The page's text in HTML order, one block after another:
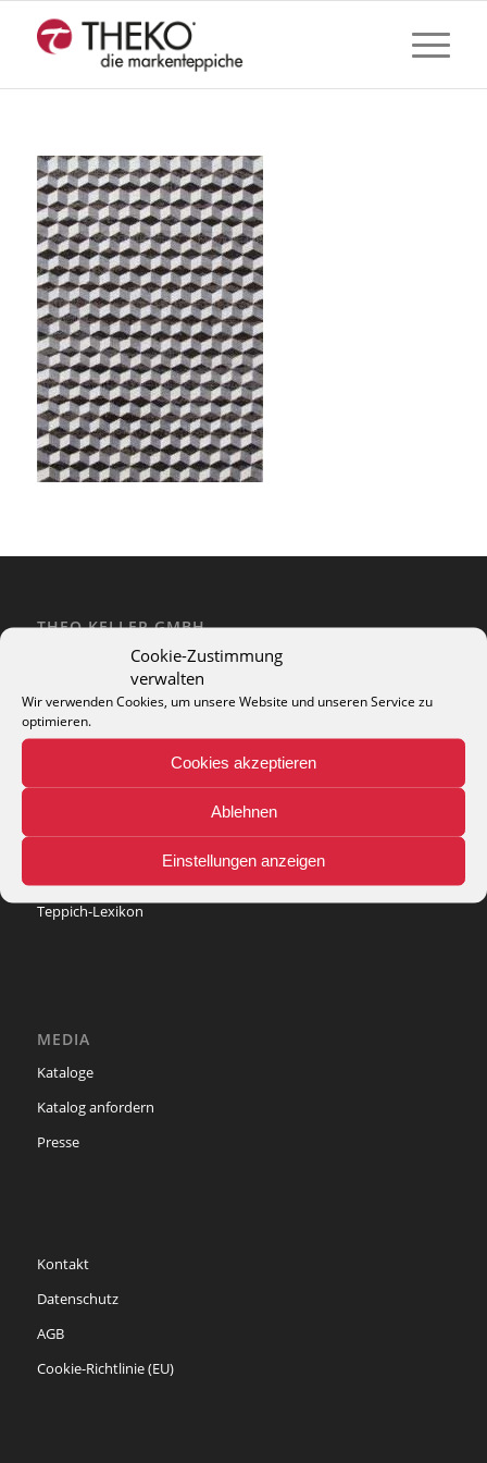
Cookie-Zustimmung
verwalten
Wir verwenden Cookies, um unsere Website und unseren Service zu
optimieren.
Cookies akzeptieren
Ablehnen
Einstellungen anzeigen
THEO KELLER GMBH
Lohackerstr. 30
44867 Bochum
phone: + 49 (2327) 3083 - 20
e-mail:info@theko-collection.com
INFO
Teppich-Lexikon
MEDIA
Kataloge
Katalog anfordern
Presse
Kontakt
Datenschutz
AGB
Cookie-Richtlinie (EU)